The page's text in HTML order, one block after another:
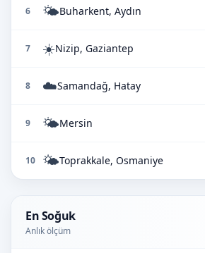
6 🌤️Buharkent, Aydın
7 ☀️Nizip, Gaziantep
8 ☁️Samandağ, Hatay
9 🌤️Mersin
10 🌤️Toprakkale, Osmaniye
En Soğuk
Anlık ölçüm